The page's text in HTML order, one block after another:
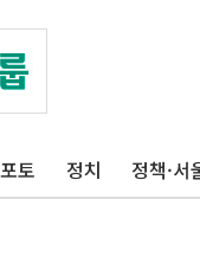
포토 정치 정책·서